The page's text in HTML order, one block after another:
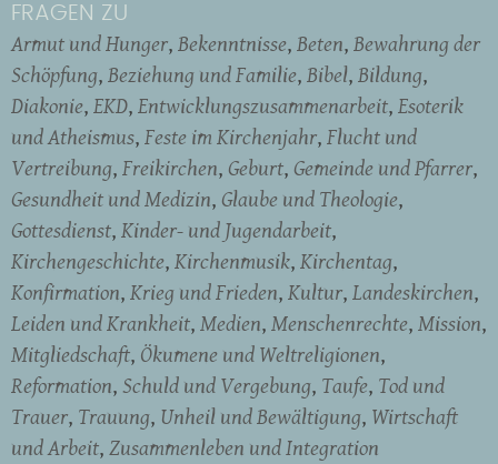
FRAGEN ZU
Armut und Hunger Bekenntnisse Beten Bewahrung der
Schöpfung Beziehung und Familie Bibel Bildung
Diakonie EKD Entwicklungszusammenarbeit Esoterik
und Atheismus Feste im Kirchenjahr Flucht und
Vertreibung Freikirchen Geburt Gemeinde und Pfarrer
Gesundheit und Medizin Glaube und Theologie
Gottesdienst Kinder- und Jugendarbeit
Kirchengeschichte Kirchenmusik Kirchentag
Konfirmation Krieg und Frieden Kultur Landeskirchen
Leiden und Krankheit Medien Menschenrechte Mission
Mitgliedschaft Ökumene und Weltreligionen
Reformation Schuld und Vergebung Taufe Tod und
Trauer Trauung Unheil und Bewältigung Wirtschaft
und Arbeit Zusammenleben und Integration